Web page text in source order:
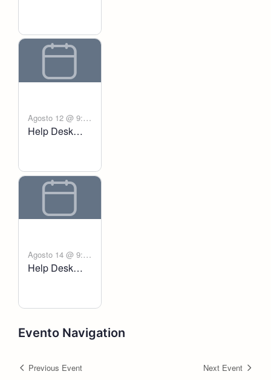
Agosto 12 @ 9:00
am - 6:00 pm
Help Desk
Agosto 14 @ 9:00
am - 6:00 pm
Help Desk
Evento Navigation
Previous Event Next Event